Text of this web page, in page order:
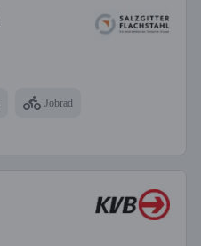
Jobrad